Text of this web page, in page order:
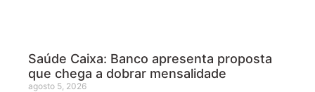
Saúde Caixa: Banco apresenta proposta
que chega a dobrar mensalidade
agosto 5, 2026